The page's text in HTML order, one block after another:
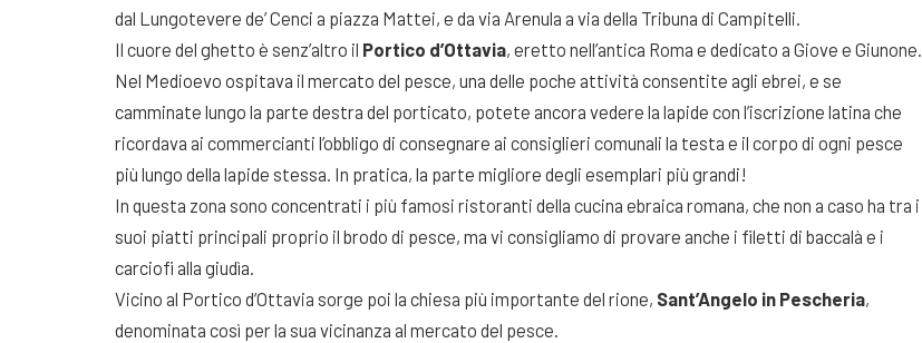
dal Lungotevere de’ Cenci a piazza Mattei, e da via Arenula a via della Tribuna di Campitelli.
Il cuore del ghetto è senz’altro il Portico d’Ottavia, eretto nell’antica Roma e dedicato a Giove e Giunone.
Nel Medioevo ospitava il mercato del pesce, una delle poche attività consentite agli ebrei, e se
camminate lungo la parte destra del porticato, potete ancora vedere la lapide con l’iscrizione latina che
ricordava ai commercianti l’obbligo di consegnare ai consiglieri comunali la testa e il corpo di ogni pesce
più lungo della lapide stessa. In pratica, la parte migliore degli esemplari più grandi!
In questa zona sono concentrati i più famosi ristoranti della cucina ebraica romana, che non a caso ha tra i
suoi piatti principali proprio il brodo di pesce, ma vi consigliamo di provare anche i filetti di baccalà e i
carciofi alla giudìa.
Vicino al Portico d’Ottavia sorge poi la chiesa più importante del rione, Sant’Angelo in Pescheria,
denominata così per la sua vicinanza al mercato del pesce.